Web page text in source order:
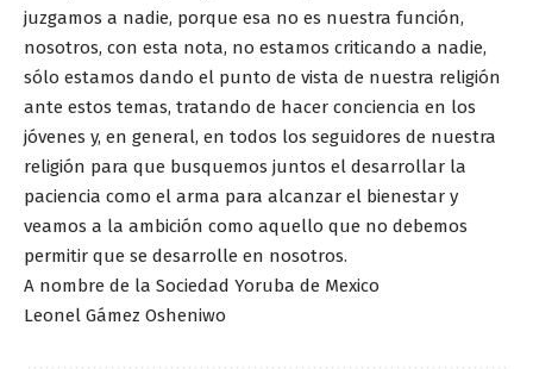
juzgamos a nadie, porque esa no es nuestra función,
nosotros, con esta nota, no estamos criticando a nadie,
sólo estamos dando el punto de vista de nuestra religión
ante estos temas, tratando de hacer conciencia en los
jóvenes y, en general, en todos los seguidores de nuestra
religión para que busquemos juntos el desarrollar la
paciencia como el arma para alcanzar el bienestar y
veamos a la ambición como aquello que no debemos
permitir que se desarrolle en nosotros.
A nombre de la Sociedad Yoruba de Mexico
Leonel Gámez Osheniwo